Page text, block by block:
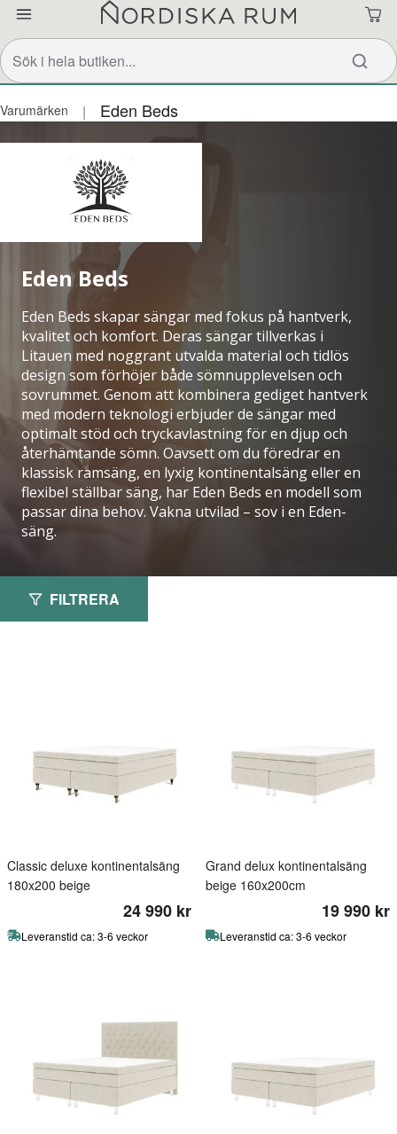
Varumärken Eden Beds
Eden Beds
Eden Beds skapar sängar med fokus på hantverk,
kvalitet och komfort. Deras sängar tillverkas i
Litauen med noggrant utvalda material och tidlös
design som förhöjer både sömnupplevelsen och
sovrummet. Genom att kombinera gediget hantverk
med modern teknologi erbjuder de sängar med
optimalt stöd och tryckavlastning för en djup och
återhämtande sömn. Oavsett om du föredrar en
klassisk ramsäng, en lyxig kontinentalsäng eller en
flexibel ställbar säng, har Eden Beds en modell som
passar dina behov. Vakna utvilad – sov i en Eden-
säng.
FILTRERA
Classic deluxe kontinentalsäng
180x200 beige
24 990 kr
Leveranstid ca: 3-6 veckor
Grand delux kontinentalsäng
beige 160x200cm
19 990 kr
Leveranstid ca: 3-6 veckor